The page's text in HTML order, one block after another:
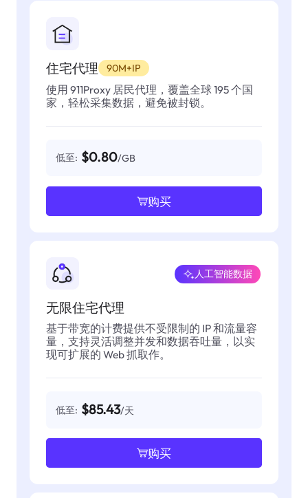
住宅代理 90M+IP
使用 911Proxy 居民代理，覆盖全球 195 个国
家，轻松采集数据，避免被封锁。
低至: $0.80/GB
购买
无限住宅代理
人工智能数据
基于带宽的计费提供不受限制的 IP 和流量容
量，支持灵活调整并发和数据吞吐量，以实
现可扩展的 Web 抓取作。
低至: $85.43/天
购买